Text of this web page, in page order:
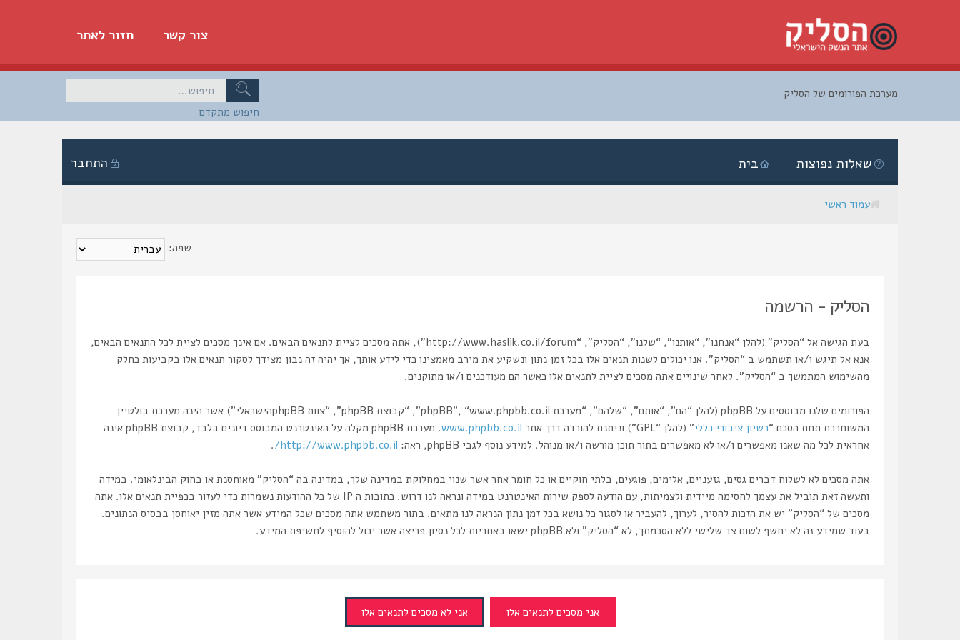
חזור לאתר צור קשר
חיפוש מתקדם
מערכת הפורומים של הסליק
התחבר בית שאלות נפוצות
עמוד ראשי
שפה:
הסליק - הרשמה
בעת הגישה אל “הסליק” (להלן “אנחנו”, “אותנו”, “שלנו”, “הסליק”, “http://www.haslik.co.il/forum”), אתה מסכים לציית לתנאים הבאים. אם אינך מסכים לציית לכל התנאים הבאים,
אנא אל תיגש ו/או תשתמש ב “הסליק”. אנו יכולים לשנות תנאים אלו בכל זמן נתון ונשקיע את מירב מאמצינו כדי לידע אותך, אך יהיה זה נבון מצידך לסקור תנאים אלו בקביעות כחלק
מהשימוש המתמשך ב “הסליק”. לאחר שינויים אתה מסכים לציית לתנאים אלו כאשר הם מעודכנים ו/או מתוקנים.
הפורומים שלנו מבוססים על phpBB (להלן “הם”, “אותם”, “שלהם”, “מערכת phpBB”, “www.phpbb.co.il”, “קבוצת phpBB”, “צוות phpBBהישראלי”) אשר הינה מערכת בולטיין
המשוחררת תחת הסכם “רשיון ציבורי כללי” (להלן “GPL”) וניתנת להורדה דרך אתר www.phpbb.co.il
. מערכת phpBB מקלה על האינטרנט המבוסס דיונים בלבד, קבוצת phpBB אינה
אחראית לכל מה שאנו מאפשרים ו/או לא מאפשרים בתור תוכן מורשה ו/או מנוהל. למידע נוסף לגבי phpBB, ראה:
http://www.phpbb.co.il/
.
אתה מסכים לא לשלוח דברים גסים, גזעניים, אלימים, פוגעים, בלתי חוקיים או כל חומר אחר אשר שנוי במחלוקת במדינה שלך, במדינה בה “הסליק” מאוחסנת או בחוק הבינלאומי. במידה
ותעשה זאת תוביל את עצמך לחסימה מיידית ולצמיתות, עם הודעה לספק שירות האינטרנט במידה ונראה לנו דרוש. כתובות ה IP של כל ההודעות נשמרות כדי לעזור בכפיית תנאים אלו. אתה
מסכים של “הסליק” יש את הזכות להסיר, לערוך, להעביר או לסגור כל נושא בכל זמן נתון הנראה לנו מתאים. בתור משתמש אתה מסכים שכל המידע אשר אתה מזין יאוחסן בבסיס הנתונים.
בעוד שמידע זה לא יחשף לשום צד שלישי ללא הסכמתך, לא “הסליק” ולא phpBB ישאו באחריות לכל נסיון פריצה אשר יכול להוסיף לחשיפת המידע.